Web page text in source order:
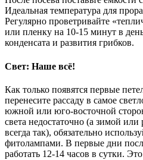
Идеальная температура для
Регулярно проветривайте
или пленку на 10-15 минут в
конденсата и развития грибков.
Свет: Наше всё!
Как только появятся первые
перенесите рассаду в самое
южной или юго-восточной
света недостаточно (а зимой
всегда так), обязательно
фитолампами. В первые дни
работать 12-14 часов в сутки.